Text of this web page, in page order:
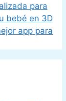
para
bebé en 3D
app para